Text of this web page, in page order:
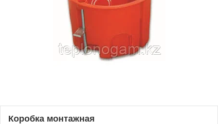
Коробка монтажная